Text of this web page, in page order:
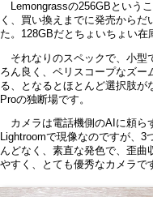
Lemongrassの256GBという
く、買い換えまでに発売からだ
た。128GBだとちょいちょい在
それなりのスペックで、小型
ろん良く、ペリスコープなズー
る、となるとほとんど選択肢が
Proの独断場です。
カメラは電話機側のAIに頼ら
Lightroomで現像なのですが、3
んどなく、素直な発色で、歪曲
やすく、とても優秀なカメラで